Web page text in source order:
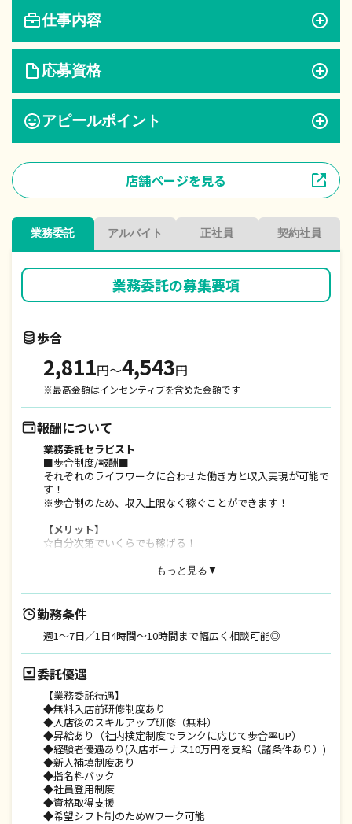
仕事内容
応募資格
アピールポイント
店舗ページを見る
業務委託 アルバイト 正社員 契約社員
業務委託の募集要項
歩合
2,811円〜4,543円
※最高金額はインセンティブを含めた金額です
報酬について
業務委託セラピスト
■歩合制度/報酬■
それぞれのライフワークに合わせた働き方と収入実現が可能で
す！
※歩合制のため、収入上限なく稼ぐことができます！
【メリット】
☆自分次第でいくらでも稼げる！
【経験者優遇制度あり】
■業務委託経験者はボーナスと入店前研修を優遇■
①経験者には入店お祝い金を10万円支給（諸条件あり）
②技術チェックの結果により研修スキップ！最短デビューが可
能です。
【未経験でも安心！新人補填あり】
■未経験者でも安心の【新人補填制度】■
研修終了月含む最大3ヶ月補填制度有：完全歩合給が初めての
方にも安心です。
補填金額：70,000~150,000/月※月間業務時間規定有
ーーーーーーーーーーーーーーーーーーーーーーーー
■委託収入例■
【トップセラピストとして働くAさん】
◇がっつり働いて、高収入を実現！
月間収入：500,000円(フルタイム/1日5～6件施術想定)
年間収入：600万円
もっと見る▼
勤務条件
週1〜7日／1日4時間〜10時間まで幅広く相談可能◎
委託優遇
【業務委託待遇】
◆無料入店前研修制度あり
◆入店後のスキルアップ研修（無料）
◆昇給あり（社内検定制度でランクに応じて歩合率UP）
◆経験者優遇あり(入店ボーナス10万円を支給（諸条件あり）)
◆新人補填制度あり
◆指名料バック
◆社員登用制度
◆資格取得支援
◆希望シフト制のためWワーク可能